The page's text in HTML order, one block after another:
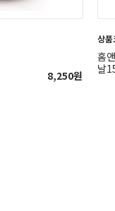
8,250원
상
홈
날